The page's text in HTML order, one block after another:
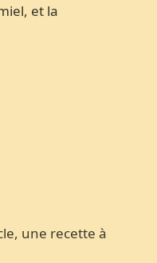
et la
une recette à